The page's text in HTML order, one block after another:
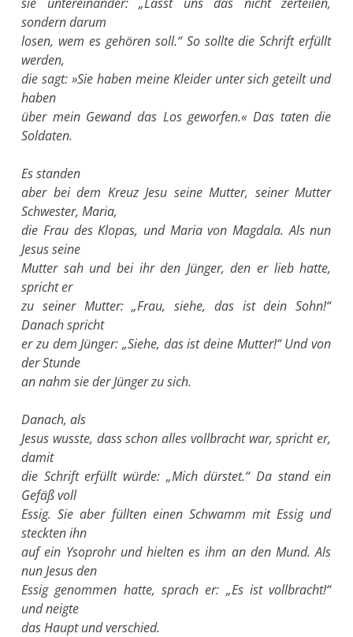
sondern darum
losen, wem es gehören soll.“ So sollte die Schrift erfüllt
werden,
die sagt: »Sie haben meine Kleider unter sich geteilt und
haben
über mein Gewand das Los geworfen.« Das taten die
Soldaten.
Es standen
aber bei dem Kreuz Jesu seine Mutter, seiner Mutter
Schwester, Maria,
die Frau des Klopas, und Maria von Magdala. Als nun
Jesus seine
Mutter sah und bei ihr den Jünger, den er lieb hatte,
spricht er
zu seiner Mutter: „Frau, siehe, das ist dein Sohn!“
Danach spricht
er zu dem Jünger: „Siehe, das ist deine Mutter!“ Und von
der Stunde
an nahm sie der Jünger zu sich.
Danach, als
Jesus wusste, dass schon alles vollbracht war, spricht er,
damit
die Schrift erfüllt würde: „Mich dürstet.“ Da stand ein
Gefäß voll
Essig. Sie aber füllten einen Schwamm mit Essig und
steckten ihn
auf ein Ysoprohr und hielten es ihm an den Mund. Als
nun Jesus den
Essig genommen hatte, sprach er: „Es ist vollbracht!“
und neigte
das Haupt und verschied.